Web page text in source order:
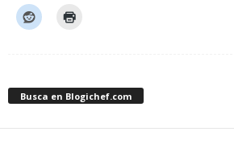
Busca en Blogichef.com